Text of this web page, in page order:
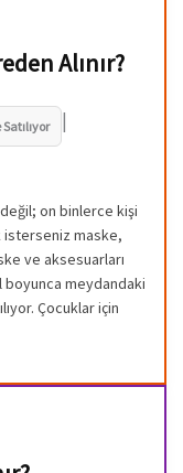
Alınır?
|
on binlerce kişi
isterseniz maske,
ve aksesuarları
boyunca meydandaki
Çocuklar için